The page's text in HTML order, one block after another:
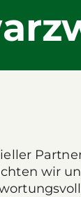
wir